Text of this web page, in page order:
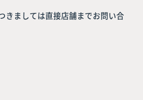
きましては直接店舗までお問い合